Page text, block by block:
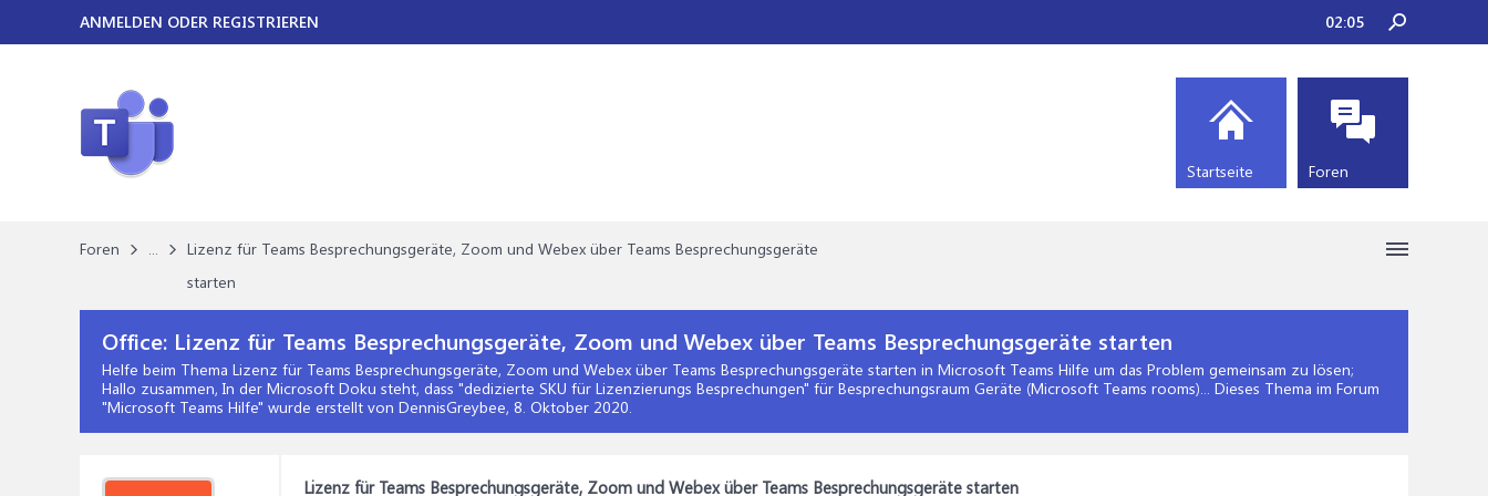
Foren ...
Lizenz für Teams Besprechungsgeräte, Zoom und Webex über Teams Besprechungsgeräte
starten
Office: Lizenz für Teams Besprechungsgeräte, Zoom und Webex über Teams Besprechungsgeräte starten
Helfe beim Thema Lizenz für Teams Besprechungsgeräte, Zoom und Webex über Teams Besprechungsgeräte starten in Microsoft Teams Hilfe um das Problem gemeinsam zu lösen;
Hallo zusammen, In der Microsoft Doku steht, dass "dedizierte SKU für Lizenzierungs Besprechungen" für Besprechungsraum Geräte (Microsoft Teams rooms)... Dieses Thema im Forum
"Microsoft Teams Hilfe" wurde erstellt von DennisGreybee, 8. Oktober 2020.
Lizenz für Teams Besprechungsgeräte, Zoom und Webex über Teams Besprechungsgeräte starten
ANMELDEN ODER REGISTRIEREN 02:05
Startseite Foren